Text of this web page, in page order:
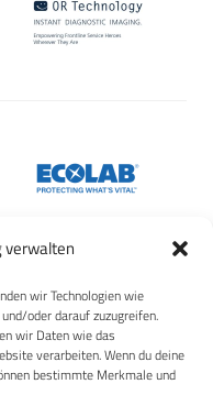
verwalten
wir Technologien wie
oder darauf zuzugreifen.
wir Daten wie das
verarbeiten. Wenn du deine
bestimmte Merkmale und